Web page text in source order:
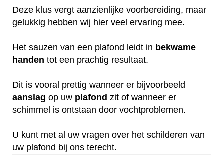
Deze klus vergt aanzienlijke voorbereiding, maar
gelukkig hebben wij hier veel ervaring mee.
Het sauzen van een plafond leidt in bekwame
handen tot een prachtig resultaat.
Dit is vooral prettig wanneer er bijvoorbeeld
aanslag op uw plafond zit of wanneer er
schimmel is ontstaan door vochtproblemen.
U kunt met al uw vragen over het schilderen van
uw plafond bij ons terecht.